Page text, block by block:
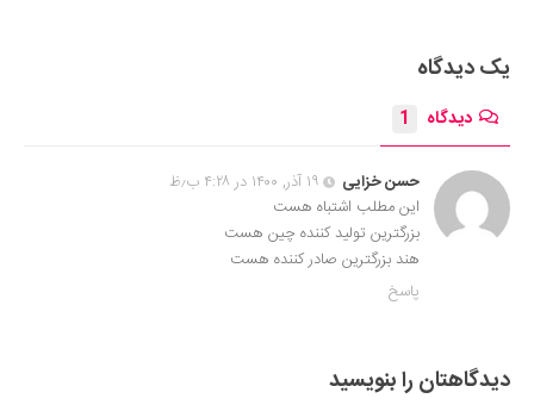
یک دیدگاه
دیدگاه 1
حسن خزایی
۱۹ آذر, ۱۴۰۰ در ۴:۲۸ ب٫ظ
این مطلب اشتباه هست
بزرگترین تولید کننده چین هست
هند بزرگترین صادر کننده هست
پاسخ
دیدگاهتان را بنویسید